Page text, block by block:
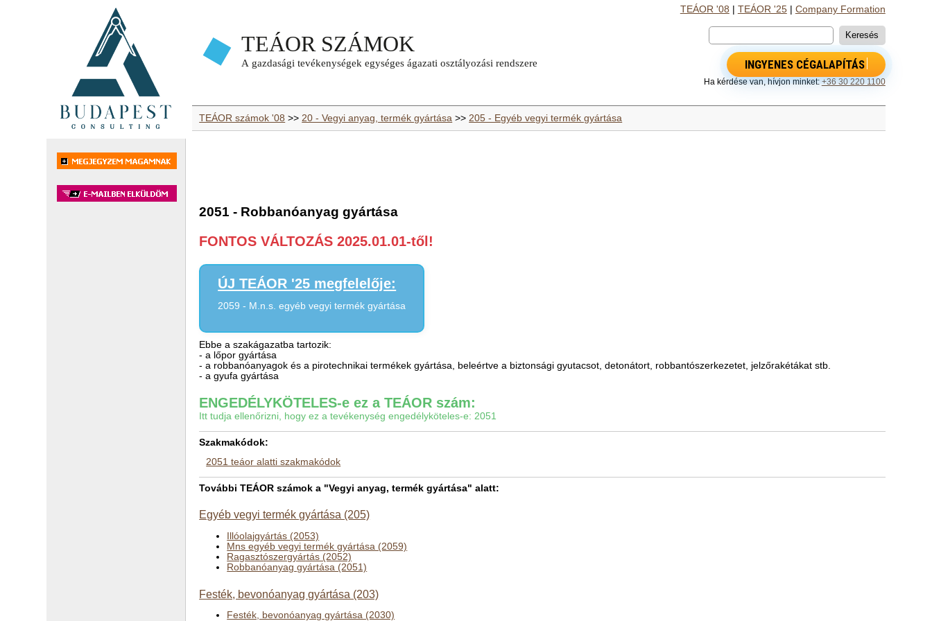
TEÁOR '08 TEÁOR '25| Company Formation
INGYENES CÉGALAPÍTÁS
Ha kérdése van, hívjon minket: +36 30 220 1100
TEÁOR számok '08 >>20 - Vegyi anyag, termék gyártása >>205 - Egyéb vegyi termék gyártása
2051 - Robbanóanyag gyártása
FONTOS VÁLTOZÁS 2025.01.01-től!
ÚJ TEÁOR '25 megfelelője:
2059 - M.n.s. egyéb vegyi termék gyártása
Ebbe a szakágazatba tartozik:
- a lőpor gyártása
- a robbanóanyagok és a pirotechnikai termékek gyártása, beleértve a biztonsági gyutacsot, detonátort, robbantószerkezetet, jelzőrakétákat stb.
- a gyufa gyártása
ENGEDÉLYKÖTELES-e ez a TEÁOR szám:
Itt tudja ellenőrizni, hogy ez a tevékenység engedélyköteles-e: 2051
Szakmakódok:
2051 teáor alatti szakmakódok
További TEÁOR számok a "Vegyi anyag, termék gyártása" alatt:
Egyéb vegyi termék gyártása (205)
Illóolajgyártás (2053)
Mns egyéb vegyi termék gyártása (2059)
Ragasztószergyártás (2052)
Robbanóanyag gyártása (2051)
Festék, bevonóanyag gyártása (203)
Festék, bevonóanyag gyártása (2030)